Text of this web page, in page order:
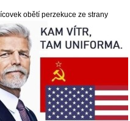
obětí perzekuce ze strany